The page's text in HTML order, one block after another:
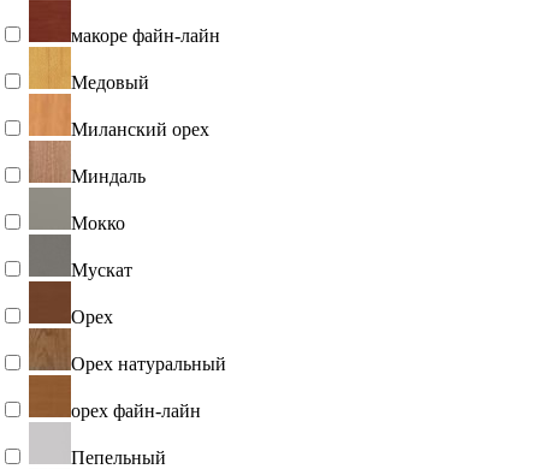
макоре файн-лайн
Медовый
Миланский орех
Миндаль
Мокко
Мускат
Орех
Орех натуральный
орех файн-лайн
Пепельный